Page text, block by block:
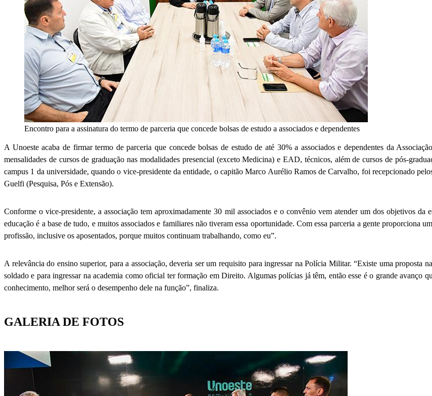
Encontro para a assinatura do termo de parceria que concede bolsas de estudo a associados e dependentes
A Unoeste acaba de firmar termo de parceria que concede bolsas de estudo de até 30% a associados e dependentes da
mensalidades de cursos de graduação nas modalidades presencial (exceto Medicina) e EAD, técnicos, além de cursos de pós-
campus 1 da universidade, quando o vice-presidente da entidade, o capitão Marco Aurélio Ramos de Carvalho, foi recepcionado
Guelfi (Pesquisa, Pós e Extensão).
Conforme o vice-presidente, a associação tem aproximadamente 30 mil associados e o convênio vem atender um dos objetivos da
educação é a base de tudo, e muitos associados e familiares não tiveram essa oportunidade. Com essa parceria a gente proporciona
profissão, inclusive os aposentados, porque muitos continuam trabalhando, como eu”.
A relevância do ensino superior, para a associação, deveria ser um requisito para ingressar na Polícia Militar. “Existe uma
soldado e para ingressar na academia como oficial ter formação em Direito. Algumas polícias já têm, então esse é o grande avanço
conhecimento, melhor será o desempenho dele na função”, finaliza.
GALERIA DE FOTOS